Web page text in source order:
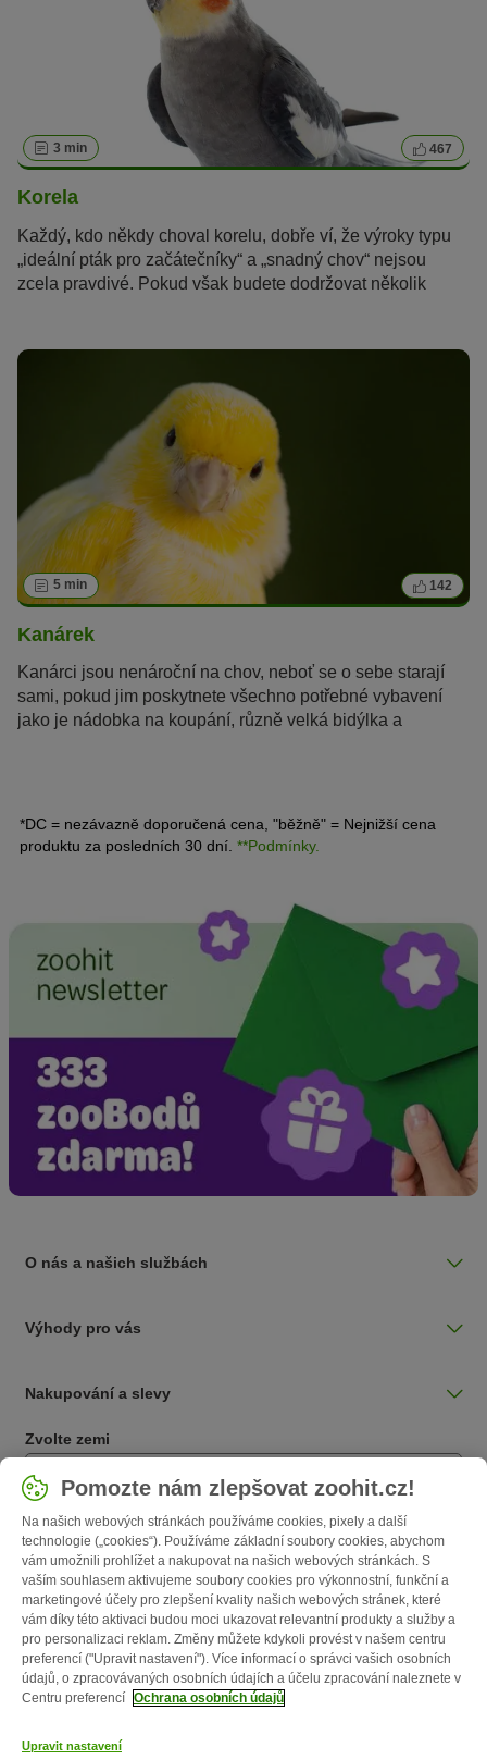
3 min 467
Korela
Každý, kdo někdy choval korelu, dobře ví, že výroky typu
„ideální pták pro začátečníky“ a „snadný chov“ nejsou
zcela pravdivé. Pokud však budete dodržovat několik
seznámili se základními zásadami chovu a potřebami
5 min 142
Kanárek
Kanárci jsou nenároční na chov, neboť se o sebe starají
sami, pokud jim poskytnete všechno potřebné vybavení
jako je nádobka na koupání, různě velká bidýlka a
*DC = nezávazně doporučená cena, "běžně" = Nejnižší cena
produktu za posledních 30 dní. **Podmínky.
O nás a našich službách
Výhody pro vás
Nakupování a slevy
Zvolte zemi
Česká / CZ
Follow zooplus
O nás Kariéra
Pomozte nám zlepšovat zoohit.cz!
Na našich webových stránkách používáme cookies, pixely a další
technologie („cookies“). Používáme základní soubory cookies, abychom
vám umožnili prohlížet a nakupovat na našich webových stránkách. S
vaším souhlasem aktivujeme soubory cookies pro výkonnostní, funkční a
marketingové účely pro zlepšení kvality našich webových stránek, které
vám díky této aktivaci budou moci ukazovat relevantní produkty a služby a
pro personalizaci reklam. Změny můžete kdykoli provést v našem centru
preferencí ("Upravit nastavení"). Více informací o správci vašich osobních
údajů, o zpracovávaných osobních údajích a účelu zpracování naleznete v
Centru preferencí Ochrana osobních údajů
Upravit nastavení